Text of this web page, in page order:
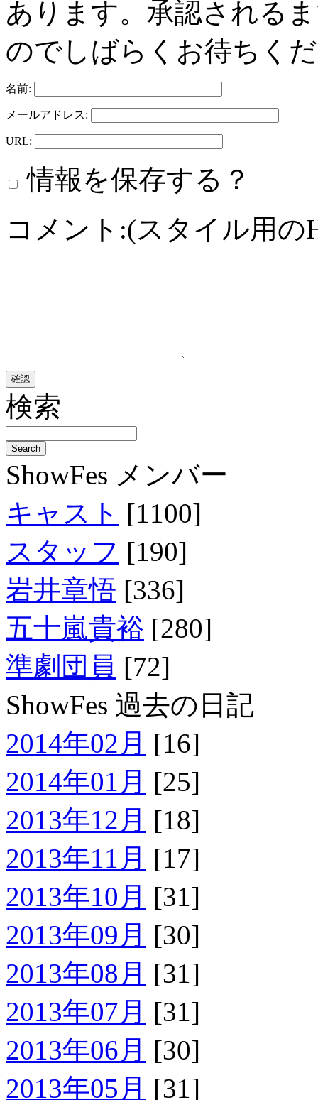
あります。承認される
のでしばらくお待ちく
名前:
メールアドレス:
URL:
情報を保存する？
コメント:(スタイル用
検索
ShowFes メンバー
キャスト [1100]
スタッフ [190]
岩井章悟 [336]
五十嵐貴裕 [280]
準劇団員 [72]
ShowFes 過去の日記
2014年02月 [16]
2014年01月 [25]
2013年12月 [18]
2013年11月 [17]
2013年10月 [31]
2013年09月 [30]
2013年08月 [31]
2013年07月 [31]
2013年06月 [30]
2013年05月 [31]